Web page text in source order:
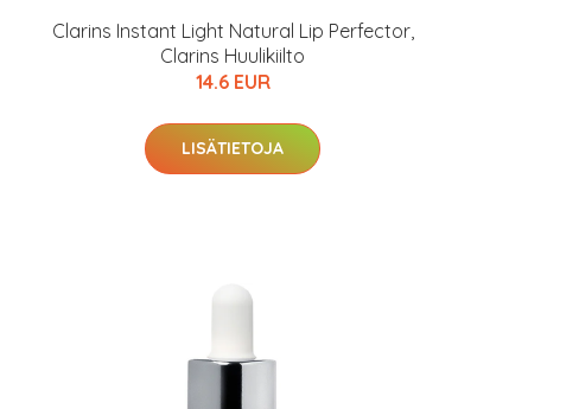
Clarins Instant Light Natural Lip Perfector,
Clarins Huulikiilto
14.6 EUR
LISÄTIETOJA